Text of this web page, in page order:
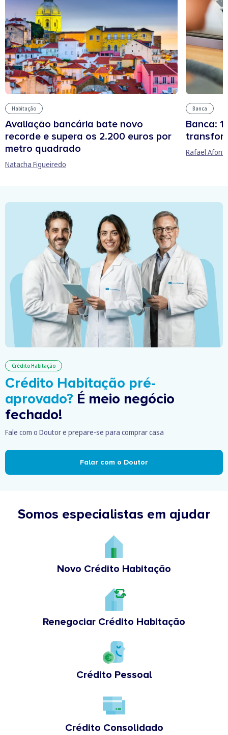
Habitação
Avaliação bancária bate novo
recorde e supera os 2.200 euros por
metro quadrado
Natacha Figueiredo
Banca
Banca:
Rafael
Crédito Habitação
Crédito Habitação pré-
aprovado? É meio negócio
fechado!
Fale com o Doutor e prepare-se para comprar casa
Falar com o Doutor
Somos especialistas em ajudar
Novo Crédito Habitação
Renegociar Crédito Habitação
Crédito Pessoal
Crédito Consolidado